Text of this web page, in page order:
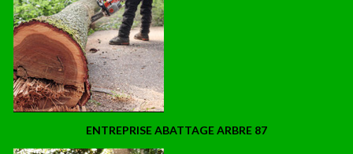
ENTREPRISE ABATTAGE ARBRE 87